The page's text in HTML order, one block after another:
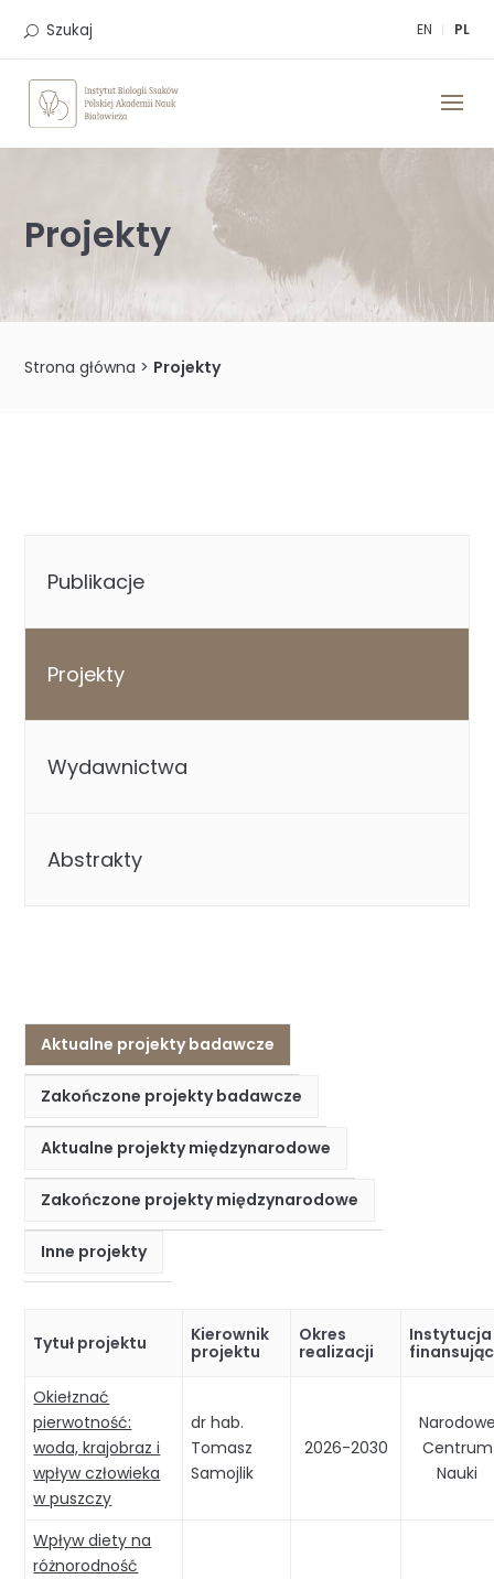
EN PL
Szukaj
Projekty
Strona główna > Projekty
Publikacje
Projekty
Wydawnictwa
Abstrakty
Aktualne projekty badawcze
Zakończone projekty badawcze
Aktualne projekty międzynarodowe
Zakończone projekty międzynarodowe
Inne projekty
Tytuł projektu
Kierownik
projektu
Okres
realizacji
Instytucja
Okiełznać
pierwotność:
woda, krajobraz i
wpływ człowieka
w puszczy
dr hab.
Tomasz
Samojlik
2026-2030
Centrum
Nauki
Wpływ diety na
różnorodność